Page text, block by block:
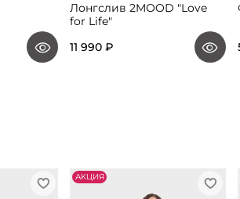
Лонгслив 2MOOD "Love
for Life"
11 990 ₽
АKЦИЯ